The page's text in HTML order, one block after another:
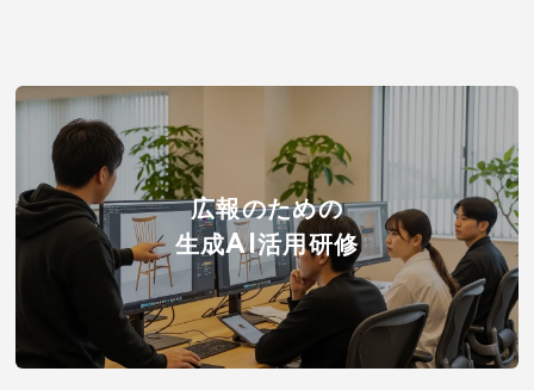
広報のための
生成AI活用研修